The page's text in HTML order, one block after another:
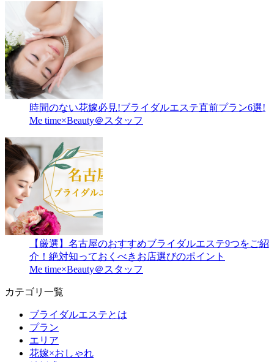
時間のない花嫁必見!ブライダルエステ直前プラン6選!
Me time×Beauty＠スタッフ
【厳選】名古屋のおすすめブライダルエステ9つをご紹
介！絶対知っておくべきお店選びのポイント
Me time×Beauty＠スタッフ
カテゴリ一覧
ブライダルエステとは
プラン
エリア
花嫁×おしゃれ